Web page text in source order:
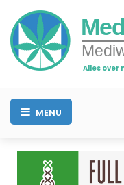
Alles over
MENU